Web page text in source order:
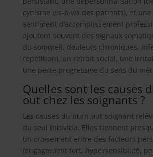
cynisme vis-à-vis des patients), et
sentiment d’accomplissement
ajoutent souvent des signaux
du sommeil, douleurs chroniques,
répétition), un retrait social, une
une perte progressive du sens du
Quelles sont les causes
out chez les soignants ?
Les causes du burn-out soignant
du seul individu. Elles tiennent
un croisement entre des facteurs
(engagement fort, hypersensibilité,